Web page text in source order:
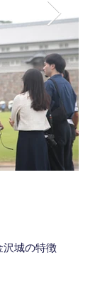
沢城の特徴